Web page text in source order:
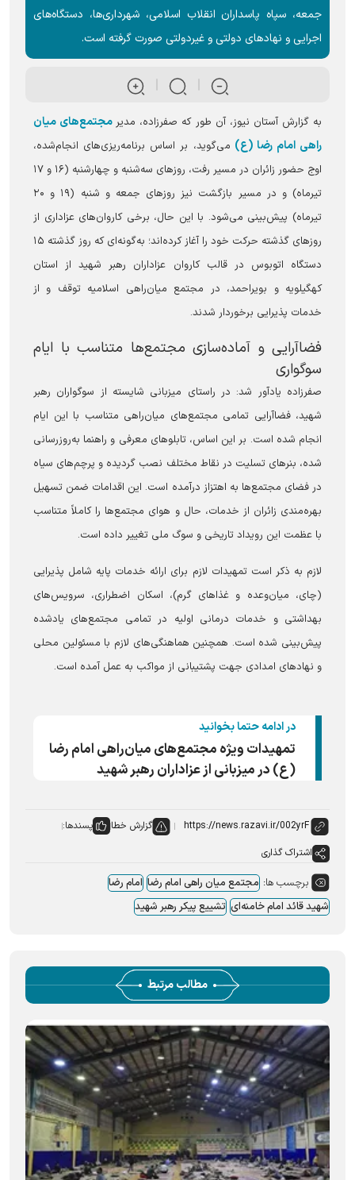
جمعه، سپاه پاسداران انقلاب اسلامی، شهرداری‌ها، دستگاه‌های
اجرایی و نهاد‌های دولتی و غیردولتی صورت گرفته است.
به گزارش آستان نیوز، آن طور که صفرزاده، مدیر مجتمع‌های میان
راهی امام رضا (ع) می‌گوید، بر اساس برنامه‌ریزی‌های انجام‌شده،
اوج حضور زائران در مسیر رفت، روز‌های سه‌شنبه و چهارشنبه (۱۶ و ۱۷
تیرماه) و در مسیر بازگشت نیز روز‌های جمعه و شنبه (۱۹ و ۲۰
تیرماه) پیش‌بینی می‌شود. با این حال، برخی کاروان‌های عزاداری از
روز‌های گذشته حرکت خود را آغاز کرده‌اند؛ به‌گونه‌ای که روز گذشته ۱۵
دستگاه اتوبوس در قالب کاروان عزاداران رهبر شهید از استان
کهگیلویه و بویراحمد، در مجتمع میان‌راهی اسلامیه توقف و از
خدمات پذیرایی برخوردار شدند.
فضاآرایی و آماده‌سازی مجتمع‌ها متناسب با ایام
سوگواری
صفرزاده یادآور شد: در راستای میزبانی شایسته از سوگواران رهبر
شهید، فضاآرایی تمامی مجتمع‌های میان‌راهی متناسب با این ایام
انجام شده است. بر این اساس، تابلو‌های معرفی و راهنما به‌روزرسانی
شده، بنر‌های تسلیت در نقاط مختلف نصب گردیده و پرچم‌های سیاه
در فضای مجتمع‌ها به اهتزاز درآمده است. این اقدامات ضمن تسهیل
بهره‌مندی زائران از خدمات، حال و هوای مجتمع‌ها را کاملاً متناسب
با عظمت این رویداد تاریخی و سوگ ملی تغییر داده است.
لازم به ذکر است تمهیدات لازم برای ارائه خدمات پایه شامل پذیرایی
(چای، میان‌وعده و غذا‌های گرم)، اسکان اضطراری، سرویس‌های
بهداشتی و خدمات درمانی اولیه در تمامی مجتمع‌های یادشده
پیش‌بینی شده است. همچنین هماهنگی‌های لازم با مسئولین محلی
و نهاد‌های امدادی جهت پشتیبانی از مواکب به عمل آمده است.
در ادامه حتما بخوانید
تمهیدات ویژه مجتمع‌های میان‌راهی امام رضا
(ع) در میزبانی از عزاداران رهبر شهید
گزارش خطا
پسندها:
اشتراک گذاری
برچسب ها: مجتمع میان راهی امام رضا امام رضا
شهید قائد امام خامنه‌ای تشییع پیکر رهبر شهید
مطالب مرتبط